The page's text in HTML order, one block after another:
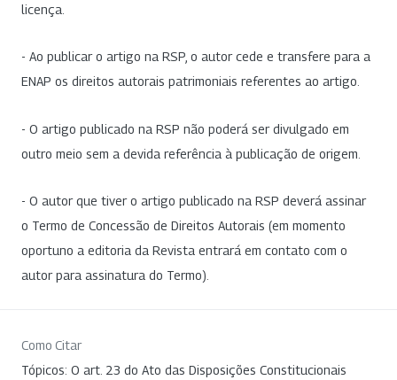
licença.
- Ao publicar o artigo na RSP, o autor cede e transfere para a
ENAP os direitos autorais patrimoniais referentes ao artigo.
- O artigo publicado na RSP não poderá ser divulgado em
outro meio sem a devida referência à publicação de origem.
- O autor que tiver o artigo publicado na RSP deverá assinar
o Termo de Concessão de Direitos Autorais (em momento
oportuno a editoria da Revista entrará em contato com o
autor para assinatura do Termo).
Como Citar
Tópicos: O art. 23 do Ato das Disposições Constitucionais